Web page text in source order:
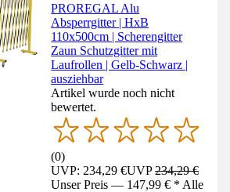
PROREGAL Alu
Absperrgitter | HxB
110x500cm | Scherengitter
Zaun Schutzgitter mit
Laufrollen | Gelb-Schwarz |
ausziehbar
Artikel wurde noch nicht
bewertet.
(0)
UVP: 234,29 €UVP234,29 €
Unser Preis — 147,99 € * Alle